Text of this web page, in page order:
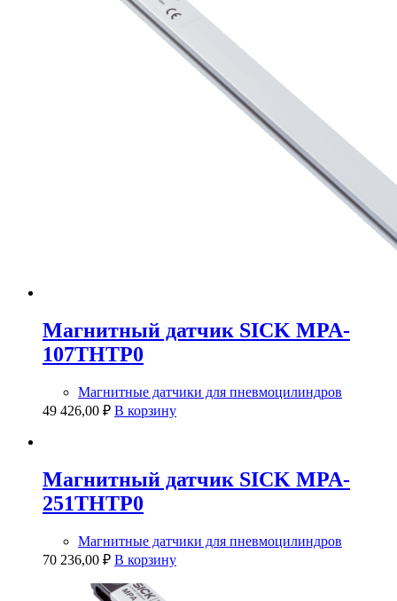
Магнитный датчик SICK MPA-
107THTP0
Магнитные датчики для пневмоцилиндров
49 426,00 ₽ В корзину
Магнитный датчик SICK MPA-
251THTP0
Магнитные датчики для пневмоцилиндров
70 236,00 ₽ В корзину